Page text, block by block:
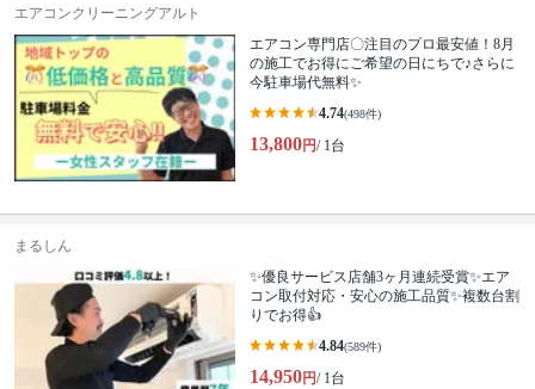
エアコンクリーニングアルト
エアコン専門店〇注目のプロ最安値！8月
の施工でお得にご希望の日にちで♪さらに
今駐車場代無料✨
4.74(498件)
13,800円/ 1台
まるしん
✨優良サービス店舗3ヶ月連続受賞✨エア
コン取付対応・安心の施工品質✨複数台割
りでお得👍
4.84(589件)
14,950円/ 1台